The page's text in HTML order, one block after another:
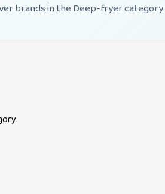
brands in the Deep-fryer category.